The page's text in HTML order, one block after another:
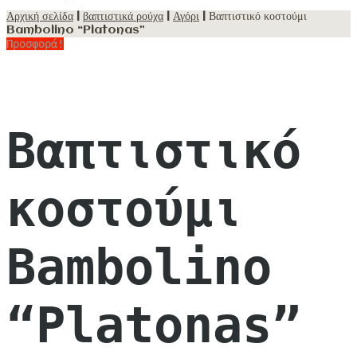
Αρχική σελίδα βαπτιστικά ρούχα Αγόρι | Βαπτιστικό κοστούμι
Bambolino “Platonas”
Προσφορά!
Βαπτιστικό
κοστούμι
Bambolino
“Platonas”